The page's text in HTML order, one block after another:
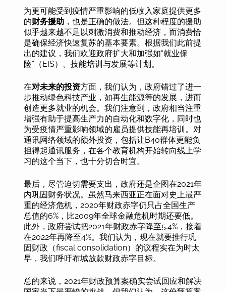
为更可能受到疫情严重影响的低收入家庭提供更多
的财务援助，也是正确的做法。但这种程度的援助
似乎越来越不足以刺激消费和推动经济，而消费恰
是确保经济快速复苏的基本要素。根据我们此前提
出的建议，我们欢迎政府扩大和加强如“就业保
险”（EIS）、技能培训与发展等计划。
在对未来的投资方面，我们认为，政府错过了进一
步推动绿色科技产业，如再生能源等的发展，进而
创造更多就业的机会。我们注意到，政府相当注重
增强有助于提高生产力的自动化和数字化，同时也
为受疫情严重影响领域的雇员提供技能再培训。对
通讯网络领域的额外投资，包括让B40群体更能负
担得起通讯服务，在各个教育机构开始转向线上学
习的这个当下，也十分切合时宜。
最后，尽管迫切需要支出，政府还是企图在2021年
内巩固财务状况。虽然马来西亚正在面对史上最严
重的经济危机，2020年财政赤字仍只占全国生产
总值的6%，比2009年全球金融危机时期还要低。
此外，政府尝试把2021年财政赤字降至5.4%，接着
在2022年再降至4%。我们认为，现在就要推行巩
固财政（fiscal consolidation）的议程实在为时太
早，我们呼吁布城放款财政赤字目标。
总的来说，2021年财政预算案确实尝试回应和解决